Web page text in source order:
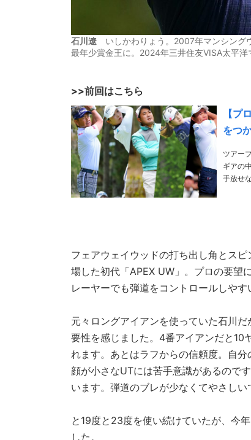
石川遼 いしかわりょう。2007年マンシング
最年少賞金王に。2024年三井住友VISA太平
>>前回はこちら
【プ
をつ
ツアー
ギアの
手放せないこの1本
フェアウェイウッドの打ち出し角とス
場した初代「APEX UW」。プロの要望
レーヤーでも弾道をコントロールしやす
元々ロングアイアンを使っていた石川
要性を感じました。4番アイアンだと10
れます。あとはラフからの信頼度。自
顔が小さなUTには苦手意識があるので
います。弾道のブレが少なくてやさしい
と19度と23度を使い続けていたが、今
した。